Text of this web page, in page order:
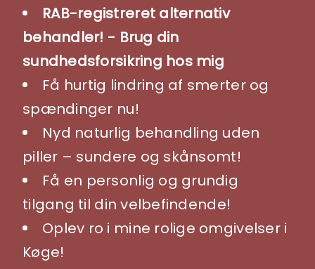
RAB-registreret alternativ
behandler! - Brug din
sundhedsforsikring hos mig
Få hurtig lindring af smerter og
spændinger nu!
Nyd naturlig behandling uden
piller – sundere og skånsomt!
Få en personlig og grundig
tilgang til din velbefindende!
Oplev ro i mine rolige omgivelser i
Køge!